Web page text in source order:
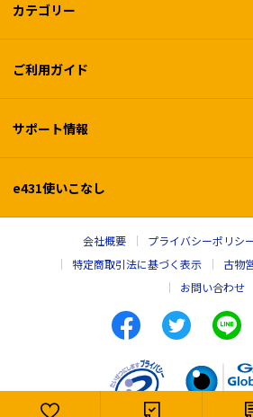
カテゴリー
ご利用ガイド
サポート情報
e431使いこなし
会社概要 プライバシーポリシ
特定商取引法に基づく表示
古物
お問い合わせ